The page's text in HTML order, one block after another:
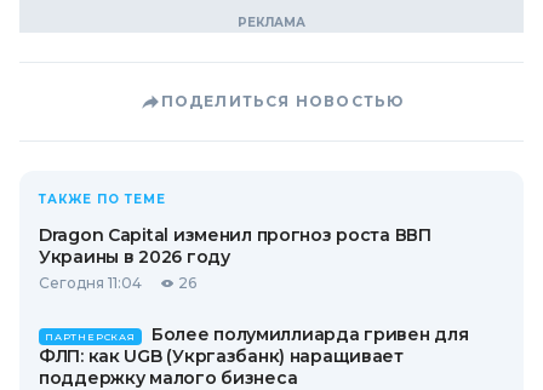
ПОДЕЛИТЬСЯ НОВОСТЬЮ
ТАКЖЕ ПО ТЕМЕ
Dragon Capital изменил прогноз роста ВВП
Украины в 2026 году
Сегодня 11:04 26
ПАРТНЕРСКАЯ
Более полумиллиарда гривен для
ФЛП: как UGB (Укргазбанк) наращивает
поддержку малого бизнеса